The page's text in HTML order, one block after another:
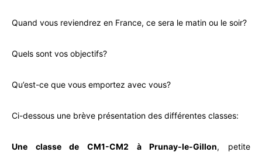
Quand vous reviendrez en France, ce sera le matin ou le soir?
Quels sont vos objectifs?
Qu’est-ce que vous emportez avec vous?
Ci-dessous une brève présentation des différentes classes:
Une classe de CM1-CM2 à Prunay-le-Gillon, petite